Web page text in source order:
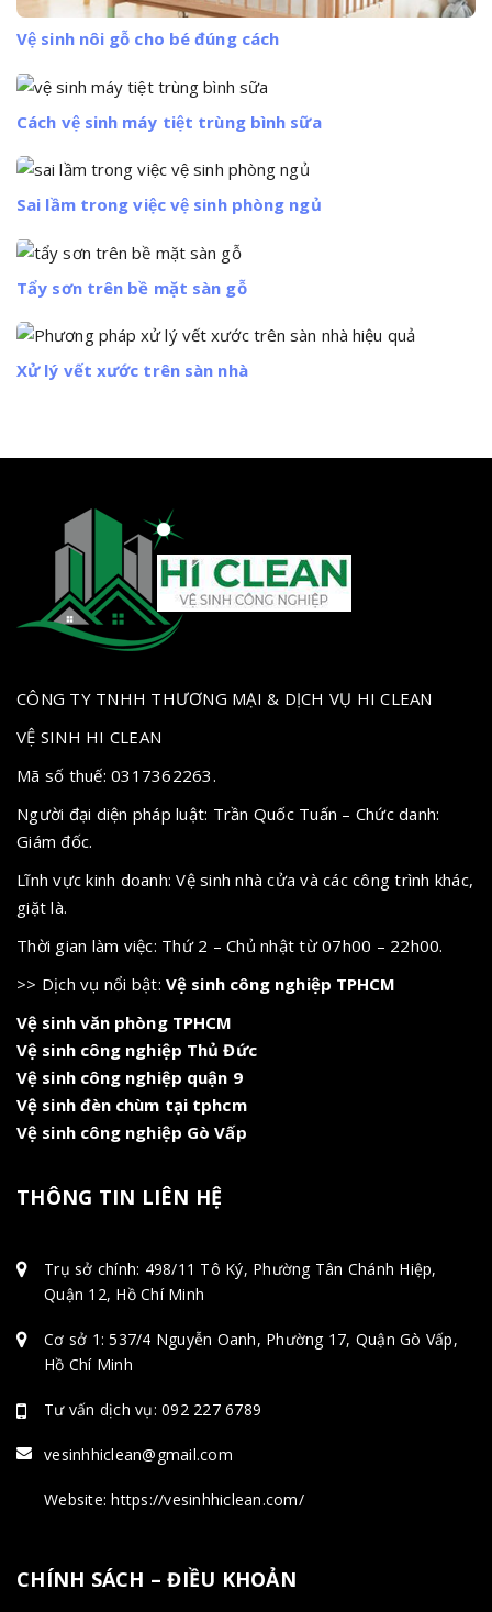
Vệ sinh nôi gỗ cho bé đúng cách
Cách vệ sinh máy tiệt trùng bình sữa
Sai lầm trong việc vệ sinh phòng ngủ
Tẩy sơn trên bề mặt sàn gỗ
Xử lý vết xước trên sàn nhà
CÔNG TY TNHH THƯƠNG MẠI & DỊCH VỤ HI CLEAN
VỆ SINH HI CLEAN
Mã số thuế: 0317362263.
Người đại diện pháp luật: Trần Quốc Tuấn – Chức danh:
Giám đốc.
Lĩnh vực kinh doanh: Vệ sinh nhà cửa và các công trình khác,
giặt là.
Thời gian làm việc: Thứ 2 – Chủ nhật từ 07h00 – 22h00.
>> Dịch vụ nổi bật: Vệ sinh công nghiệp TPHCM
Vệ sinh văn phòng TPHCM
Vệ sinh công nghiệp Thủ Đức
Vệ sinh công nghiệp quận 9
Vệ sinh đèn chùm tại tphcm
Vệ sinh công nghiệp Gò Vấp
THÔNG TIN LIÊN HỆ
Trụ sở chính: 498/11 Tô Ký, Phường Tân Chánh Hiệp,
Quận 12, Hồ Chí Minh
Cơ sở 1: 537/4 Nguyễn Oanh, Phường 17, Quận Gò Vấp,
Hồ Chí Minh
Tư vấn dịch vụ: 092 227 6789
vesinhhiclean@gmail.com
Website: https://vesinhhiclean.com/
CHÍNH SÁCH – ĐIỀU KHOẢN